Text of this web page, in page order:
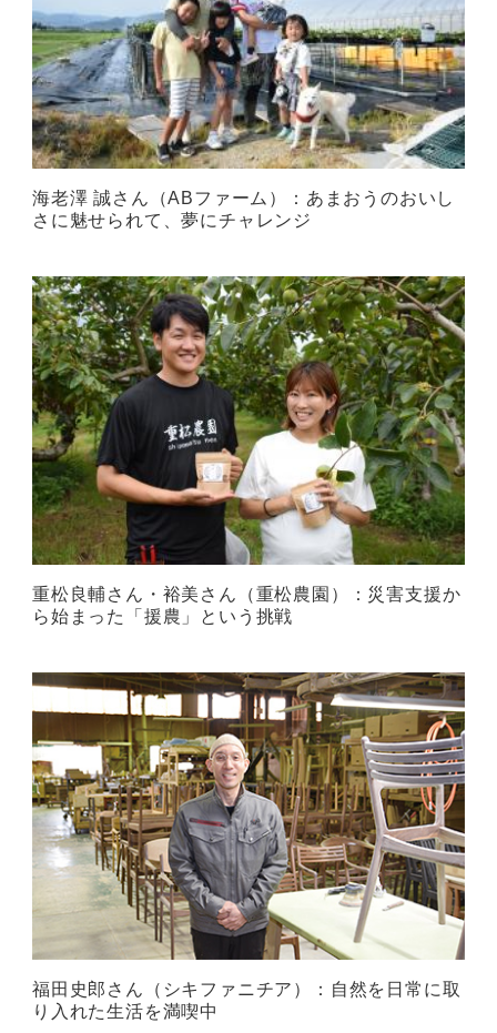
海老澤 誠さん（ABファーム）：あまおうのおいし
さに魅せられて、夢にチャレンジ
重松良輔さん・裕美さん（重松農園）：災害支援か
ら始まった「援農」という挑戦
福田史郎さん（シキファニチア）：自然を日常に取
り入れた生活を満喫中